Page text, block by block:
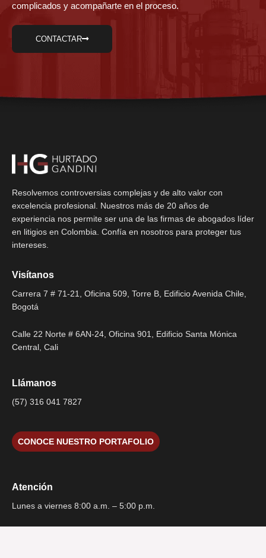
complicados y acompañarte en el proceso.
CONTACTAR
Resolvemos controversias complejas y de alto valor con
excelencia profesional. Nuestros más de 20 años de
experiencia nos permite ser una de las firmas de abogados líder
en litigios en Colombia. Confía en nosotros para proteger tus
intereses.
Visítanos
Carrera 7 # 71-21, Oficina 509, Torre B, Edificio Avenida Chile,
Bogotá
Calle 22 Norte # 6AN-24, Oficina 901, Edificio Santa Mónica
Central, Cali
Llámanos
(57) 316 041 7827
CONOCE NUESTRO PORTAFOLIO
Atención
Lunes a viernes 8:00 a.m. – 5:00 p.m.